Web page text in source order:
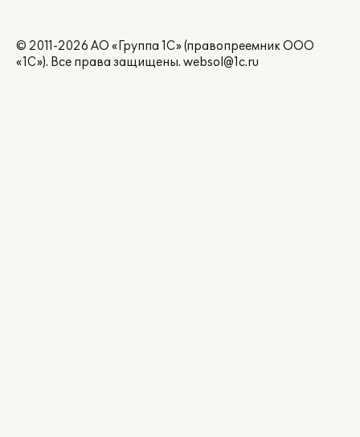
© 2011-2026 АО «Группа 1С» (правопреемник ООО
«1С»). Все права защищены. websol@1c.ru